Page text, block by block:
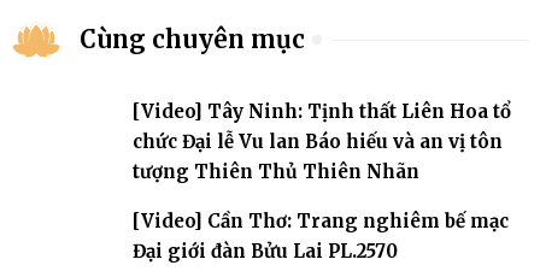
Cùng chuyên mục
[Video] Tây Ninh: Tịnh thất Liên Hoa tổ
chức Đại lễ Vu lan Báo hiếu và an vị tôn
tượng Thiên Thủ Thiên Nhãn
[Video] Cần Thơ: Trang nghiêm bế mạc
Đại giới đàn Bửu Lai PL.2570